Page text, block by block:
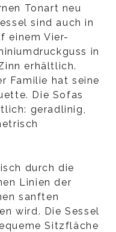
Tonart neu
sind auch in
einem Vier-
in
erhältlich.
Familie hat seine
Die Sofas
geradlinig,
durch die
Linien der
sanften
wird. Die Sessel
Sitzfläche